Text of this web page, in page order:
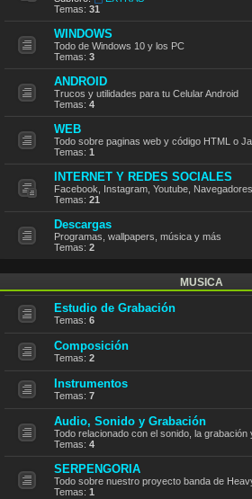
Temas: 31
WINDOWS
Todo de Windows 10 y los PC
Temas: 3
ANDROID
Trucos y utilidades para tu Celular Android
Temas: 4
WEB
Todo sobre paginas web y código HTML o
Temas: 1
INTERNET Y REDES SOCIALES
Facebook, Instagram, Youtube,
Temas: 21
Descargas
Programas, wallpapers, música y más
Temas: 2
MUSICA
Estudio de Grabación
Temas: 6
Composición
Temas: 2
Instrumentos
Temas: 7
Audio, Sonido y Grabación
Todo relacionado con el sonido, la
Temas: 4
SERPENGORIA
Todo sobre nuestro proyecto banda de
Temas: 1